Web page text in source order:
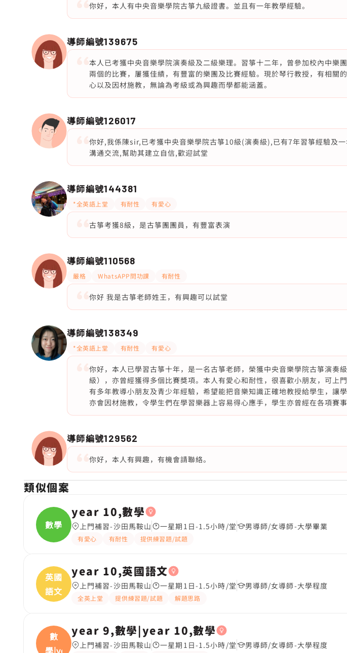
你好，本人有中央音樂學院古箏九級證書。並且有一年教學經驗。
導師編號139675
本人已考獲中央音樂學院演奏級及二級樂理。習箏十二年，曾參加校內中樂
兩個的比賽，屢獲佳績，有豐富的樂團及比賽經驗。現於琴行教授，有相關
心以及因材施教，無論為考級或為興趣而學都能涵蓋。
導師編號126017
你好,我係陳sir,已考獲中央音樂學院古箏10級(演奏級),已有7年習箏經驗及
溝通交流,幫助其建立自信,歡迎試堂
導師編號144381
*全英語上堂 有耐性 有愛心
古箏考獲8級，是古箏團團員，有豐富表演
導師編號110568
嚴格 WhatsAPP問功課 有耐性
你好 我是古箏老師姓王，有興趣可以試堂
導師編號138349
*全英語上堂 有耐性 有愛心
你好，本人已學習古箏十年，是一名古箏老師，榮獲中央音樂學院古箏演奏
級），亦曾經獲得多個比賽獎項。本人有愛心和耐性，很喜歡小朋友，可上
有多年教導小朋友及青少年經驗，希望能把音樂知識正確地教授給學生，讓
亦會因材施教，令學生們在學習樂器上容易得心應手，學生亦曾經在各項賽事
導師編號129562
你好，本人有興趣，有機會請聯絡。
類似個案
數學
year 10,數學
上門補習-沙田馬鞍山 一星期1日-1.5小時/堂 男導師/女導師-大學畢業
有愛心 有耐性 提供練習題/試題
英國
語文
year 10,英國語文
上門補習-沙田馬鞍山 一星期1日-1.5小時/堂 男導師/女導師-大學程度
全英上堂 提供練習題/試題 解題思路
數
學|ye
year 9,數學|year 10,數學
上門補習-沙田馬鞍山 一星期1日-1.5小時/堂 男導師/女導師-大學程度